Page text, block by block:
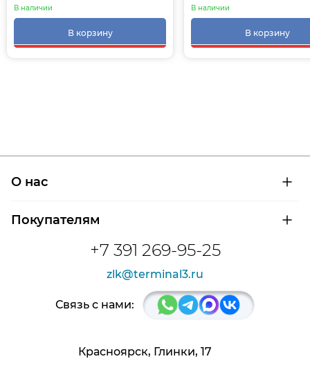
В наличии
В корзину
В наличии
В корзину
+7 391 269-95-25
zlk@terminal3.ru
О нас
Сертификаты на продукцию
Покупателям
Доставка и оплата
Расшифровка маркировки подшипников
Связь с нами:
Красноярск, Глинки, 17